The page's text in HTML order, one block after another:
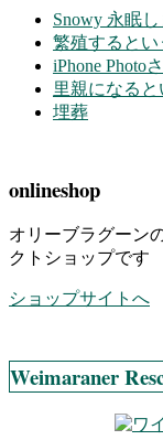
Snowy 永眠し
繁殖するとい
iPhone Photo
里親になると
埋葬
onlineshop
オリーブラグーン
クトショップです
ショップサイトへ
Weimaraner